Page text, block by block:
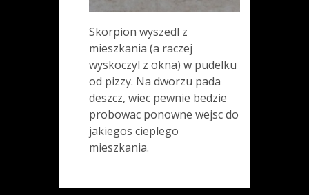
Skorpion wyszedl z
mieszkania (a raczej
wyskoczyl z okna) w pudelku
od pizzy. Na dworzu pada
deszcz, wiec pewnie bedzie
probowac ponowne wejsc do
jakiegos cieplego
mieszkania.